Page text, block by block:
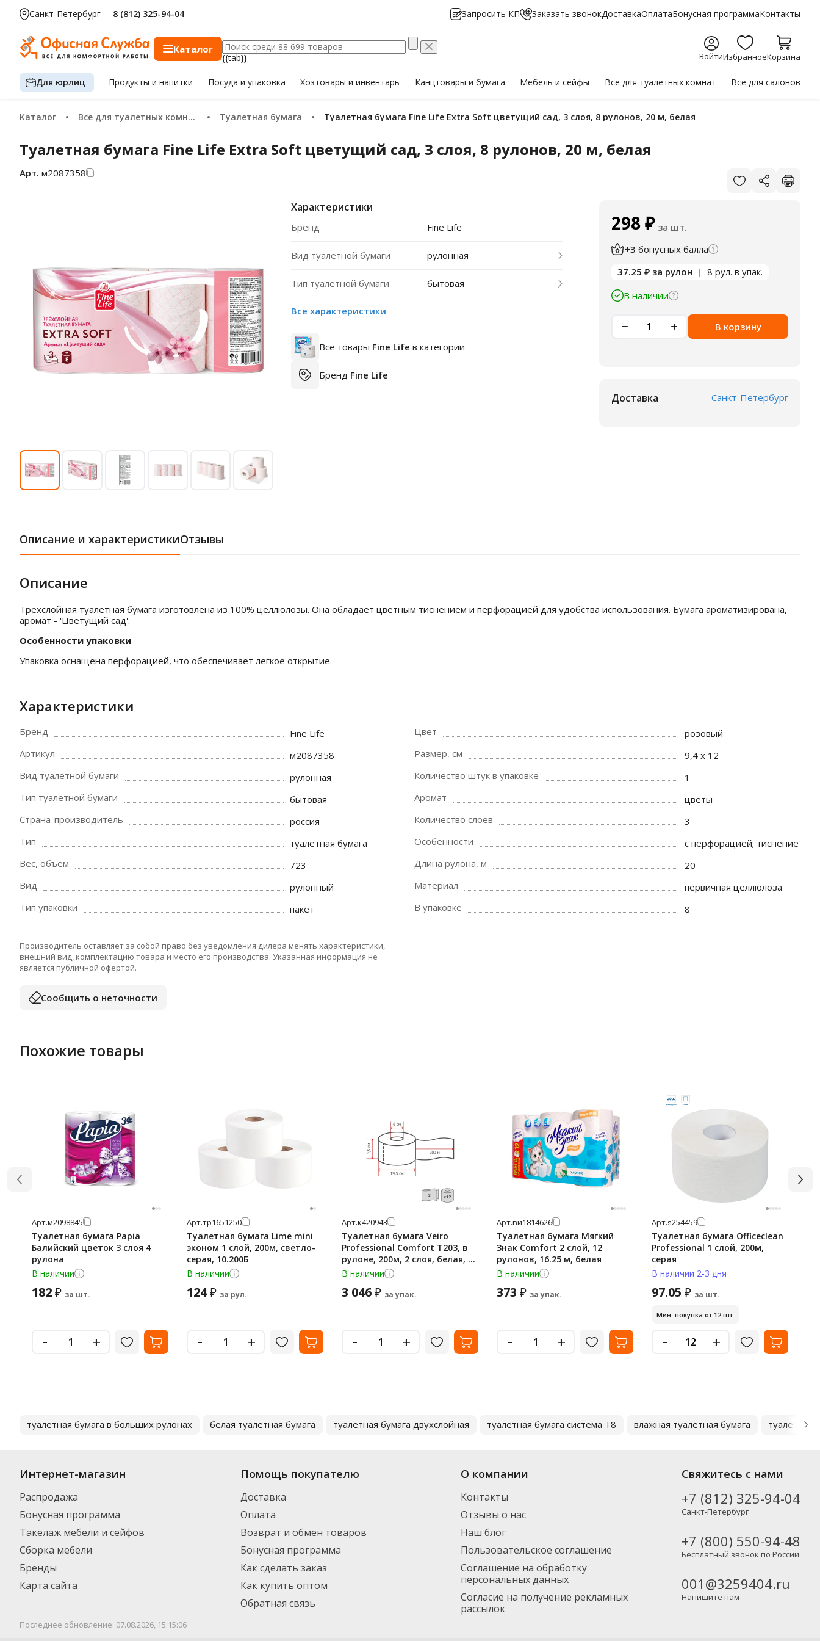
Санкт-Петербург 8 (812) 325-94-04 Запросить КП Заказать звонокДоставкаОплатаБонусная программаКонтакты
Каталог
{{tab}} ВойтиИзбранноеКорзина
Для юрлиц Продуктыи напитки Посуда и упаковка Хозтоварыи инвентарь Канцтовары и бумага Мебельи сейфы Все для туалетных комнат Все для салонов
Каталог Все для туалетных комнат Туалетная бумага Туалетная бумага Fine Life Extra Soft цветущий сад, 3 слоя, 8 рулонов, 20 м, белая
Туалетная бумага Fine Life Extra Soft цветущий сад, 3 слоя, 8 рулонов, 20 м, белая
Арт. м2087358
Характеристики
Бренд Fine Life
Вид туалетной бумаги рулонная
Тип туалетной бумаги бытовая
Все характеристики
Все товары Fine Life в категории
Бренд Fine Life
298₽ за шт.
+3 бонусных балла
37.25 ₽ за рулон | 8 рул. в упак.
В наличии
В корзину
Доставка Санкт-Петербург
Описание и характеристикиОтзывы
Описание
Трехслойная туалетная бумага изготовлена из 100% целлюлозы. Она обладает цветным тиснением и перфорацией для удобства использования. Бумага ароматизирована,
аромат - 'Цветущий сад'.
Особенности упаковки
Упаковка оснащена перфорацией, что обеспечивает легкое открытие.
Характеристики
Бренд
Fine Life
Артикул
м2087358
Вид туалетной бумаги
рулонная
Тип туалетной бумаги
бытовая
Страна-производитель
россия
Тип
туалетная бумага
Вес, объем
723
Вид
рулонный
Тип упаковки
пакет
Цвет
розовый
Размер, см
9,4 х 12
Количество штук в упаковке
1
Аромат
цветы
Количество слоев
3
Особенности
с перфорацией; тиснение
Длина рулона, м
20
Материал
первичная целлюлоза
В упаковке
8
Производитель оставляет за собой право без уведомления дилера менять характеристики,
внешний вид, комплектацию товара и место его производства. Указанная информация не
является публичной офертой.
Сообщить о неточности
Похожие товары
Арт.м2098845
Туалетная бумага Papia
Балийский цветок 3 слоя 4
рулона
В наличии
182₽ за шт.
- +
Арт.тр1651250
Туалетная бумага Lime mini
эконом 1 слой, 200м, светло-
серая, 10.200Б
В наличии
124₽ за рул.
- +
Арт.к420943
Туалетная бумага Veiro
Professional Comfort T203, в
рулоне, 200м, 2 слоя, белая, 12
рулонов
В наличии
3 046₽ за упак.
- +
Арт.ви1814626
Туалетная бумага Мягкий
Знак Comfort 2 слой, 12
рулонов, 16.25 м, белая
В наличии
373 ₽ за упак.
- +
Арт.я254459
Туалетная бумага Officeclean
Professional 1 слой, 200м,
серая
В наличии 2-3 дня
97.05 ₽ за шт.
Мин. покупка от 12 шт.
- +
туалетная бумага в больших рулонах белая туалетная бумага туалетная бумага двухслойная туалетная бумага система T8 влажная туалетная бумага туалетная
Интернет-магазин
Распродажа
Бонусная программа
Такелаж мебели и сейфов
Сборка мебели
Бренды
Карта сайта
Помощь покупателю
Доставка
Оплата
Возврат и обмен товаров
Бонусная программа
Как сделать заказ
Как купить оптом
Обратная связь
О компании
Контакты
Отзывы о нас
Наш блог
Пользовательское соглашение
Соглашение на обработку
персональных данных
Согласие на получение рекламных
рассылок
Свяжитесь с нами
+7 (812) 325-94-04
Санкт-Петербург
+7 (800) 550-94-48
Бесплатный звонок по России
001@3259404.ru
Напишите нам
Последнее обновление: 07.08.2026, 15:15:06